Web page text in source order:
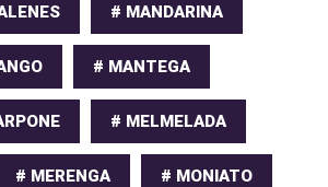
# MANDARINA
# MANTEGA
# MELMELADA
# MERENGA # MONIATO